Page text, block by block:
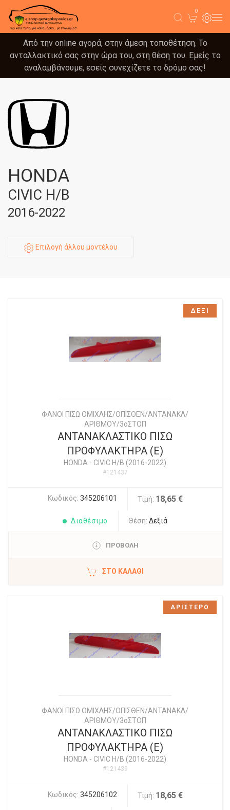
0
Από την online αγορά, στην άμεση τοποθέτηση. Το
ανταλλακτικό σας στην ώρα του, στη θέση του. Εμείς το
αναλαμβάνουμε, εσείς συνεχίζετε το δρόμο σας!
HONDA
CIVIC H/B
2016-2022
Επιλογή άλλου μοντέλου
ΦΑΝΟΙ ΠΙΣΩ ΟΜΙΧΛΗΣ/ΟΠΙΣΘΕΝ/ΑΝΤΑΝΑΚΛ/
ΑΡΙΘΜΟΥ/3οΣΤΟΠ
ΑΝΤΑΝΑΚΛΑΣΤΙΚΟ ΠΙΣΩ
ΠΡΟΦΥΛΑΚΤΗΡΑ (Ε)
HONDA - CIVIC H/B (2016-2022)
#121437
Κωδικός: 345206101 Τιμή: 18,65 €
Διαθέσιμο Θέση: Δεξιά
ΠΡΟΒΟΛΗ
ΣΤΟ ΚΑΛΆΘΙ
ΔΕΞΙ
ΦΑΝΟΙ ΠΙΣΩ ΟΜΙΧΛΗΣ/ΟΠΙΣΘΕΝ/ΑΝΤΑΝΑΚΛ/
ΑΡΙΘΜΟΥ/3οΣΤΟΠ
ΑΝΤΑΝΑΚΛΑΣΤΙΚΟ ΠΙΣΩ
ΠΡΟΦΥΛΑΚΤΗΡΑ (Ε)
HONDA - CIVIC H/B (2016-2022)
#121439
Κωδικός: 345206102 Τιμή: 18,65 €
ΑΡΙΣΤΕΡΟ